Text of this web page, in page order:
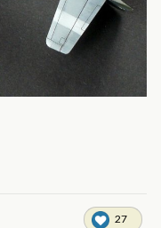
27